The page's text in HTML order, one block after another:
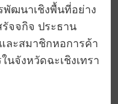
พัฒนาเชิงพื้นที่อย่าง
จจกิจ ประธาน
ละสมาชิกหอการค้า
นจังหวัดฉะเชิงเทรา